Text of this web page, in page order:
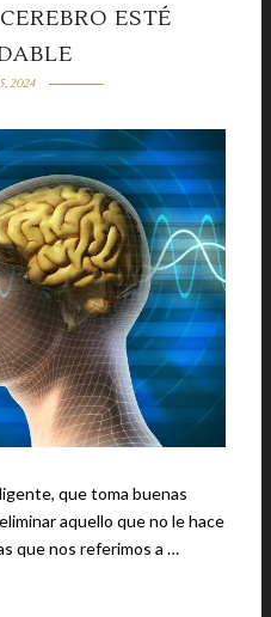
ESTÉ
2024
que toma buenas
aquello que no le hace
vez, creas que nos referimos a …